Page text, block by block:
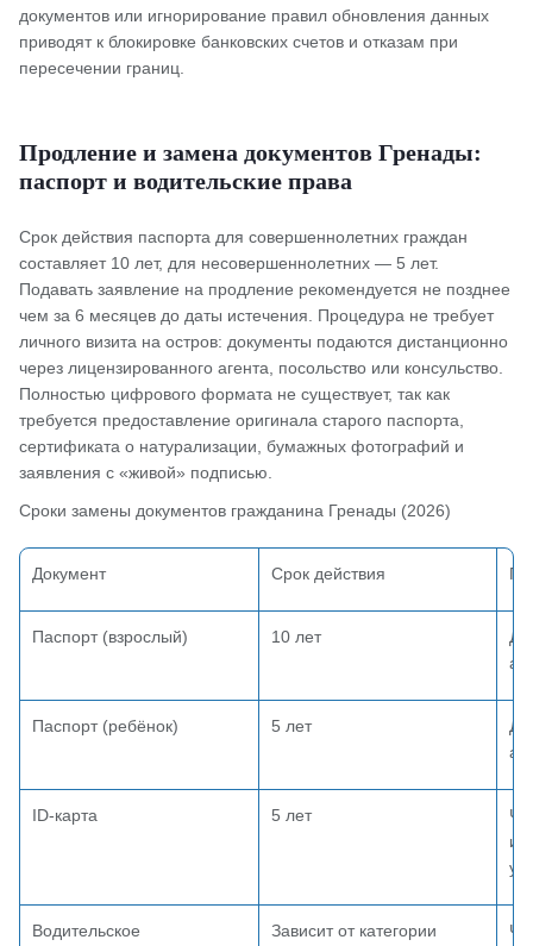
документов или игнорирование правил обновления данных
приводят к блокировке банковских счетов и отказам при
пересечении границ.
Продление и замена документов Гренады:
паспорт и водительские права
Срок действия паспорта для совершеннолетних граждан
составляет 10 лет, для несовершеннолетних — 5 лет.
Подавать заявление на продление рекомендуется не позднее
чем за 6 месяцев до даты истечения. Процедура не требует
личного визита на остров: документы подаются дистанционно
через лицензированного агента, посольство или консульство.
Полностью цифрового формата не существует, так как
требуется предоставление оригинала старого паспорта,
сертификата о натурализации, бумажных фотографий и
заявления с «живой» подписью.
Сроки замены документов гражданина Гренады (2026)
Документ Срок действия
Паспорт (взрослый) 10 лет
Паспорт (ребёнок) 5 лет
ID-карта 5 лет
Водительское
Зависит от категории